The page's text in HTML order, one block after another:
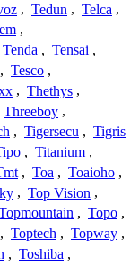
, Tedun , Telca ,
,
Tenda , Tensai ,
, Tesco ,
, Thethys ,
Threeboy ,
, Tigersecu , Tigris
, Titanium ,
, Toa , Toaioho ,
, Top Vision ,
, Topo ,
, Toptech , Topway ,
, Toshiba ,